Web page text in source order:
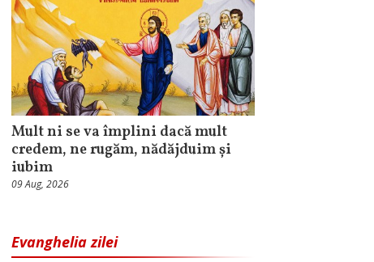
Mult ni se va împlini dacă mult
credem, ne rugăm, nădăjduim și
iubim
09 Aug, 2026
Evanghelia zilei